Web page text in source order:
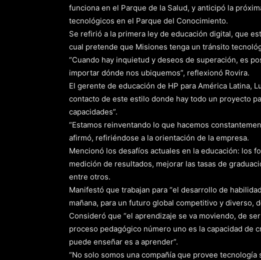
funciona en el Parque de la Salud, y anticipó la
tecnológicos en el Parque del Conocimiento.
Se refirió a la primera ley de educación digital, que
cual pretende que Misiones tenga un tránsito
“Cuando hay inquietud y deseos de superación, es
importar dónde nos ubiquemos”, reflexionó Rovira.
El gerente de educación de HP para América Latina,
contacto de este estilo donde hay todo un proyecto
capacidades”.
“Estamos reinventando lo que hacemos
afirmó, refiriéndose a la orientación de la empresa.
Mencionó los desafíos actuales en la educación: los
medición de resultados, mejorar las tasas de
entre otros.
Manifestó que trabajan para “el desarrollo de
mañana, para un futuro global competitivo y diverso,
Consideró que “el aprendizaje se va moviendo, de
proceso pedagógico número uno es la capacidad de
puede enseñar es a aprender”.
“No solo somos una compañía que provee